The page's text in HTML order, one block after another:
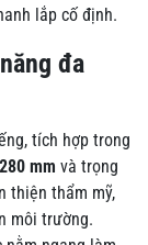
lắp cố định.
đa
tích hợp trong
mm và trọng
thiện thẩm mỹ,
môi trường.